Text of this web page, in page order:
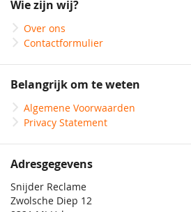
nieuwsbrief
Wie zijn wij?
Over ons
Contactformulier
Belangrijk om te weten
Algemene Voorwaarden
Privacy Statement
Adresgegevens
Snijder Reclame
Zwolsche Diep 12